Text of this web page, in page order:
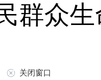
群众
关闭窗口